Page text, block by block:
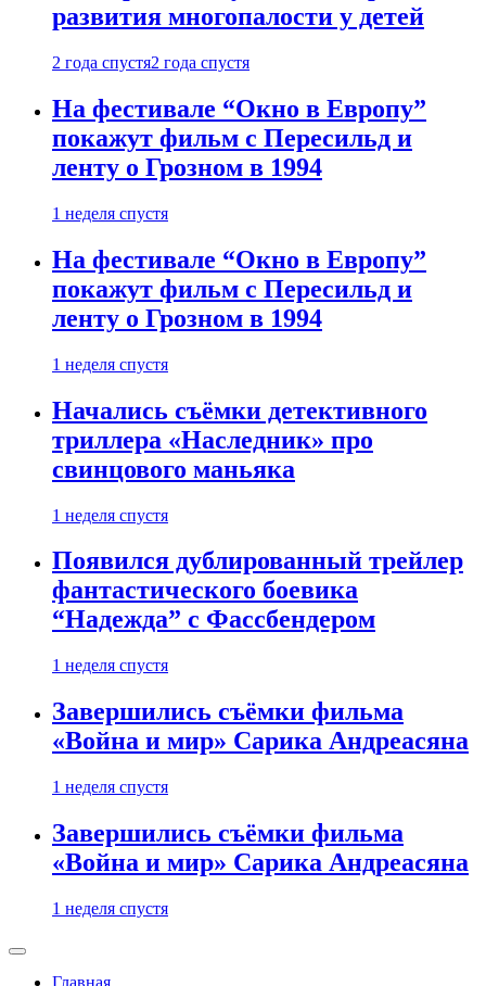
развития многопалости у детей
2 года спустя2 года спустя
На фестивале “Окно в Европу”
покажут фильм с Пересильд и
ленту о Грозном в 1994
1 неделя спустя
На фестивале “Окно в Европу”
покажут фильм с Пересильд и
ленту о Грозном в 1994
1 неделя спустя
Начались съёмки детективного
триллера «Наследник» про
свинцового маньяка
1 неделя спустя
Появился дублированный трейлер
фантастического боевика
“Надежда” с Фассбендером
1 неделя спустя
Завершились съёмки фильма
«Война и мир» Сарика Андреасяна
1 неделя спустя
Завершились съёмки фильма
«Война и мир» Сарика Андреасяна
1 неделя спустя
Главная